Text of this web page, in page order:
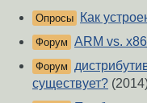
Опросы Как
Форум ARM vs.
Форум
существует?